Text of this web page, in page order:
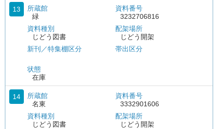
13
所蔵館
緑
資料種別
じどう図書
新刊／特集棚区分
状態
在庫
資料番号
3232706816
配架場所
じどう開架
帯出区分
14
所蔵館
名東
資料種別
じどう図書
資料番号
3332901606
配架場所
じどう開架